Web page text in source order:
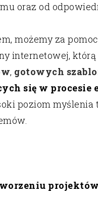
oraz od
możemy za
internetowej, którą
, gotowych
się w procesie
poziom myślenia